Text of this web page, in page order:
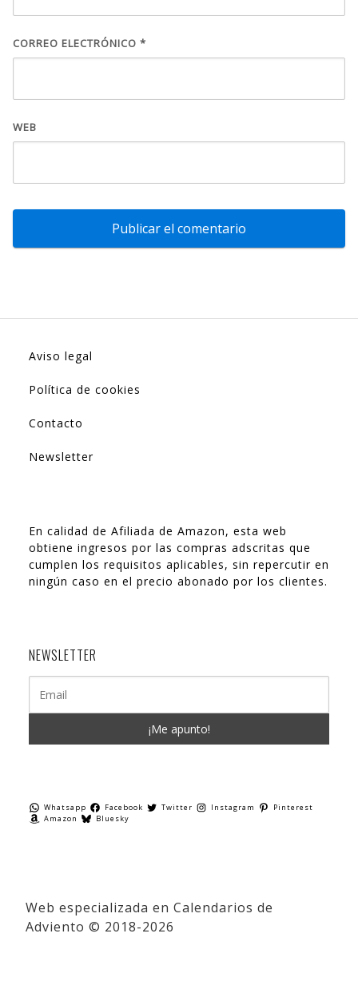
CORREO ELECTRÓNICO *
WEB
Aviso legal
Política de cookies
Contacto
Newsletter
En calidad de Afiliada de Amazon, esta web
obtiene ingresos por las compras adscritas que
cumplen los requisitos aplicables, sin repercutir en
ningún caso en el precio abonado por los clientes.
NEWSLETTER
Whatsapp Facebook Twitter Instagram
Pinterest
Amazon
Bluesky
Web especializada en Calendarios de
Adviento © 2018-2026